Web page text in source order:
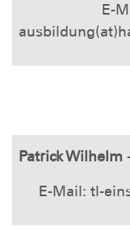
E-
Patrick Wilhelm
E-Mail: tl-